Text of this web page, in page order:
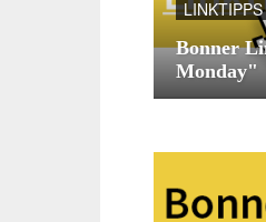
LINKTIPPS
Bonner
Monday"